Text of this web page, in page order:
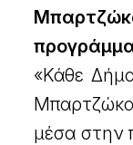
«Κάθε
μέσα στην